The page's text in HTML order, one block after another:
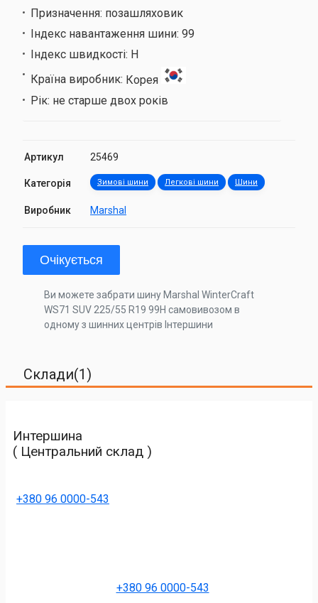
Призначення: позашляховик
Індекс навантаження шини: 99
Індекс швидкості: H
Країна виробник: Корея
Рік: не старше двох років
Артикул 25469
Категорія Зимові шини Легкові шини Шини
Виробник Marshal
Очікується
Ви можете забрати шину Marshal WinterCraft
WS71 SUV 225/55 R19 99H самовивозом в
одному з шинних центрів Інтершини
Склади(1)
Интершина
( Центральний склад )
+380 96 0000-543
+380 96 0000-543